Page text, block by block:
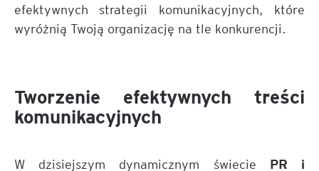
efektywnych strategii komunikacyjnych, które
wyróżnią Twoją organizację na tle konkurencji.
Tworzenie efektywnych treści
komunikacyjnych
W dzisiejszym dynamicznym świecie PR i